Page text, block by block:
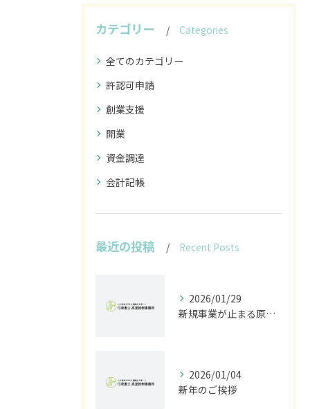
カテゴリー Categories
全てのカテゴリー
許認可申請
創業支援
開業
資金調達
会計記帳
最近の投稿 Recent Posts
2026/01/29
新規事業が止まる原因は法規制｜開発前に行うべきリスク診断とは
2026/01/04
新年のご挨拶